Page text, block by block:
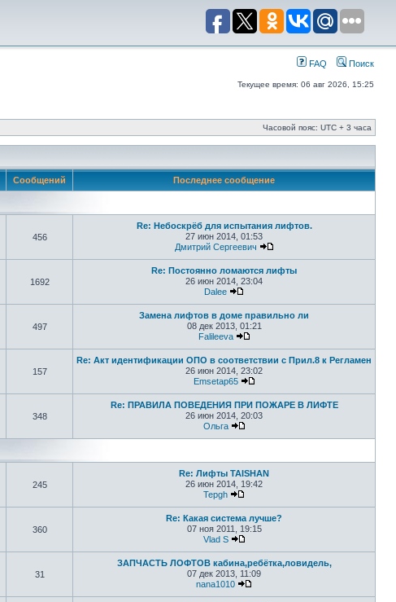
FAQ Поиск
Текущее время: 06 авг 2026, 15:25
Часовой пояс: UTC + 3 часа
Сообщений Последнее сообщение
456
Re: Небоскрёб для испытания лифтов.
27 июн 2014, 01:53
Дмитрий Сергеевич
1692
Re: Постоянно ломаются лифты
26 июн 2014, 23:04
Dalee
497
Замена лифтов в доме правильно ли
08 дек 2013, 01:21
Falileeva
157
Re: Акт идентификации ОПО в соответствии с Прил.8 к Регламен
26 июн 2014, 23:02
Emsetap65
348
Re: ПРАВИЛА ПОВЕДЕНИЯ ПРИ ПОЖАРЕ В ЛИФТЕ
26 июн 2014, 20:03
Ольга
245
Re: Лифты TAISHAN
26 июн 2014, 19:42
Tepgh
360
Re: Какая система лучше?
07 ноя 2011, 19:15
Vlad S
31
ЗАПЧАСТЬ ЛОФТОВ кабина,ребётка,ловидель,
07 дек 2013, 11:09
nana1010